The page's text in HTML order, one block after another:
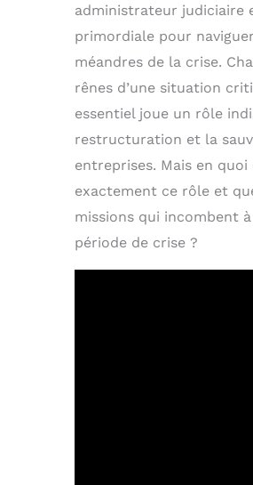
administrateur judiciaire
primordiale pour
méandres de la crise.
rênes d’une situation
essentiel joue un rôle
restructuration et la
entreprises. Mais en quoi
exactement ce rôle et
missions qui incombent
période de crise ?